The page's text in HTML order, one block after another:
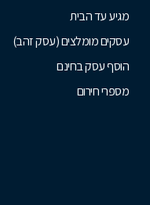
מגיע עד הבית
עסקים מומלצים (עסק זהב)
הוסף עסק בחינם
מספרי חירום